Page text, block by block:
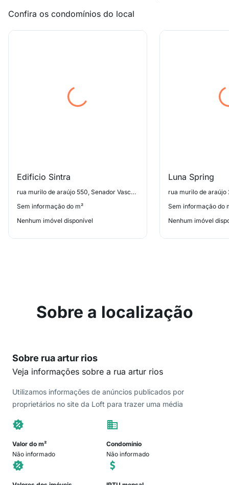
Confira os condomínios do local
Edificio Sintra
rua murilo de araújo 550, Senador Vasconcelos
Sem informação do m²
Nenhum imóvel disponível
Luna Spring
Sem informação do
Nenhum imóvel
Sobre a localização
Sobre rua artur rios
Veja informações sobre a rua artur rios
Utilizamos informações de anúncios publicados por
proprietários no site da Loft para trazer uma média
Valor do m²
Não informado
Condomínio
Não informado